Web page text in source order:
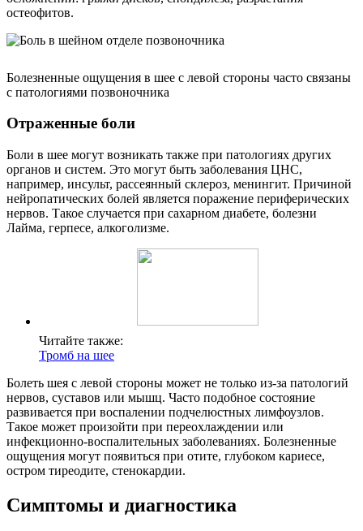
остеофитов.
Болезненные ощущения в шее с левой стороны часто связаны
с патологиями позвоночника
Отраженные боли
Боли в шее могут возникать также при патологиях других
органов и систем. Это могут быть заболевания ЦНС,
например, инсульт, рассеянный склероз, менингит. Причиной
нейропатических болей является поражение периферических
нервов. Такое случается при сахарном диабете, болезни
Лайма, герпесе, алкоголизме.
Читайте также:
Тромб на шее
Болеть шея с левой стороны может не только из-за патологий
нервов, суставов или мышц. Часто подобное состояние
развивается при воспалении подчелюстных лимфоузлов.
Такое может произойти при переохлаждении или
инфекционно-воспалительных заболеваниях. Болезненные
ощущения могут появиться при отите, глубоком кариесе,
остром тиреодите, стенокардии.
Симптомы и диагностика